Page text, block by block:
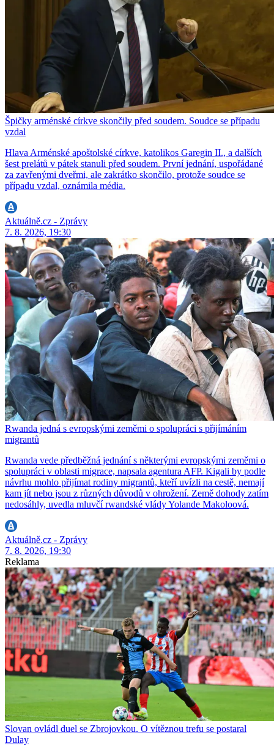
Špičky arménské církve skončily před soudem. Soudce se případu
vzdal
Hlava Arménské apoštolské církve, katolikos Garegin II., a dalších
šest prelátů v pátek stanuli před soudem. První jednání, uspořádané
za zavřenými dveřmi, ale zakrátko skončilo, protože soudce se
případu vzdal, oznámila média.
Aktuálně.cz - Zprávy
7. 8. 2026, 19:30
Rwanda jedná s evropskými zeměmi o spolupráci s přijímáním
migrantů
Rwanda vede předběžná jednání s některými evropskými zeměmi o
spolupráci v oblasti migrace, napsala agentura AFP. Kigali by podle
návrhu mohlo přijímat rodiny migrantů, kteří uvízli na cestě, nemají
kam jít nebo jsou z různých důvodů v ohrožení. Země dohody zatím
nedosáhly, uvedla mluvčí rwandské vlády Yolande Makoloová.
Aktuálně.cz - Zprávy
7. 8. 2026, 19:30
Reklama
Slovan ovládl duel se Zbrojovkou. O vítěznou trefu se postaral
Dulay